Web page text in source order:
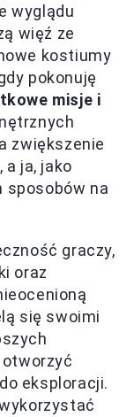
wyglądu
więź ze
kostiumy
pokonuję
misje i
zwiększenie
a ja, jako
sposobów na
graczy,
oraz
się swoimi
eksploracji.